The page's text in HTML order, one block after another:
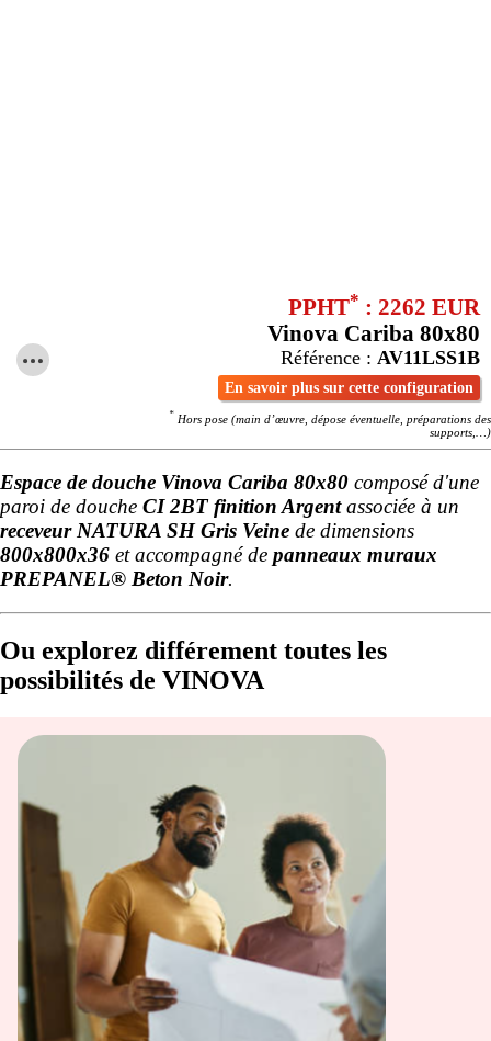
PPHT* : 2262 EUR
Vinova Cariba 80x80
Référence : AV11LSS1B
En savoir plus sur cette configuration
* Hors pose (main d’œuvre, dépose éventuelle, préparations des
supports,…)
Espace de douche Vinova Cariba 80x80 composé d'une
paroi de douche CI 2BT finition Argentassociée à un
receveur NATURA SH Gris Veine de dimensions
800x800x36 et accompagné de panneaux muraux
PREPANEL® Beton Noir.
Ou explorez différement toutes les
possibilités de VINOVA